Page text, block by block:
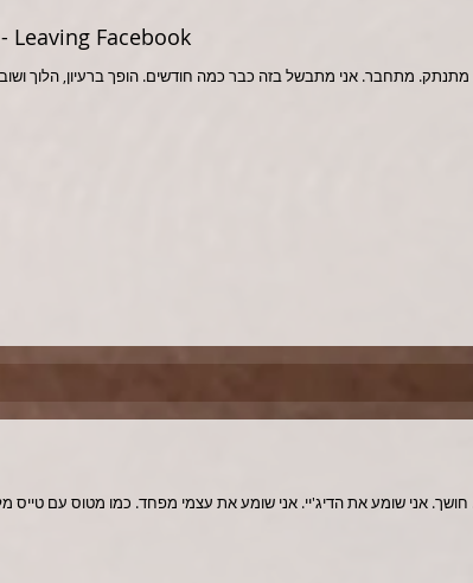
עוזב את פייסבוק - Leaving Facebook